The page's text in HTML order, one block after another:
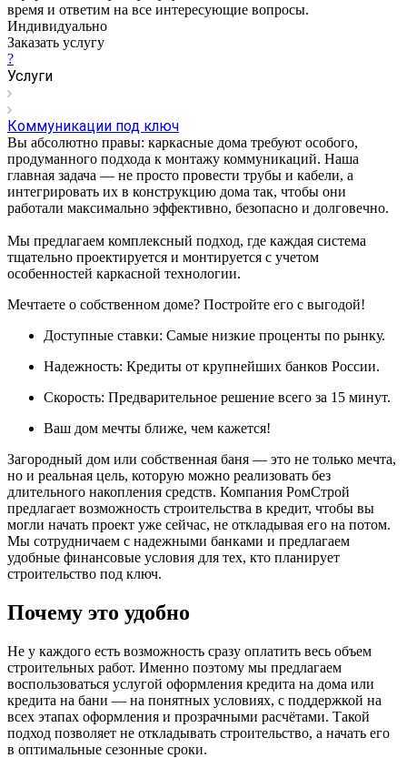
время и ответим на все интересующие вопросы.
Индивидуально
Заказать услугу
?
Услуги
Коммуникации под ключ
Вы абсолютно правы: каркасные дома требуют особого,
продуманного подхода к монтажу коммуникаций. Наша
главная задача — не просто провести трубы и кабели, а
интегрировать их в конструкцию дома так, чтобы они
работали максимально эффективно, безопасно и долговечно.
Мы предлагаем комплексный подход, где каждая система
тщательно проектируется и монтируется с учетом
особенностей каркасной технологии.
Мечтаете о собственном доме? Постройте его с выгодой!
Доступные ставки: Самые низкие проценты по рынку.
Надежность: Кредиты от крупнейших банков России.
Скорость: Предварительное решение всего за 15 минут.
Ваш дом мечты ближе, чем кажется!
Загородный дом или собственная баня — это не только мечта,
но и реальная цель, которую можно реализовать без
длительного накопления средств. Компания РомСтрой
предлагает возможность строительства в кредит, чтобы вы
могли начать проект уже сейчас, не откладывая его на потом.
Мы сотрудничаем с надежными банками и предлагаем
удобные финансовые условия для тех, кто планирует
строительство под ключ.
Почему это удобно
Не у каждого есть возможность сразу оплатить весь объем
строительных работ. Именно поэтому мы предлагаем
воспользоваться услугой оформления кредита на дома или
кредита на бани — на понятных условиях, с поддержкой на
всех этапах оформления и прозрачными расчётами. Такой
подход позволяет не откладывать строительство, а начать его
в оптимальные сезонные сроки.